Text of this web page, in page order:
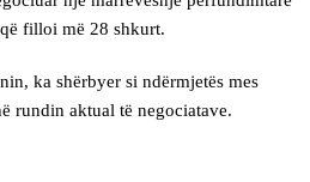
filloi më 28 shkurt.
ka shërbyer si ndërmjetës mes
rundin aktual të negociatave.